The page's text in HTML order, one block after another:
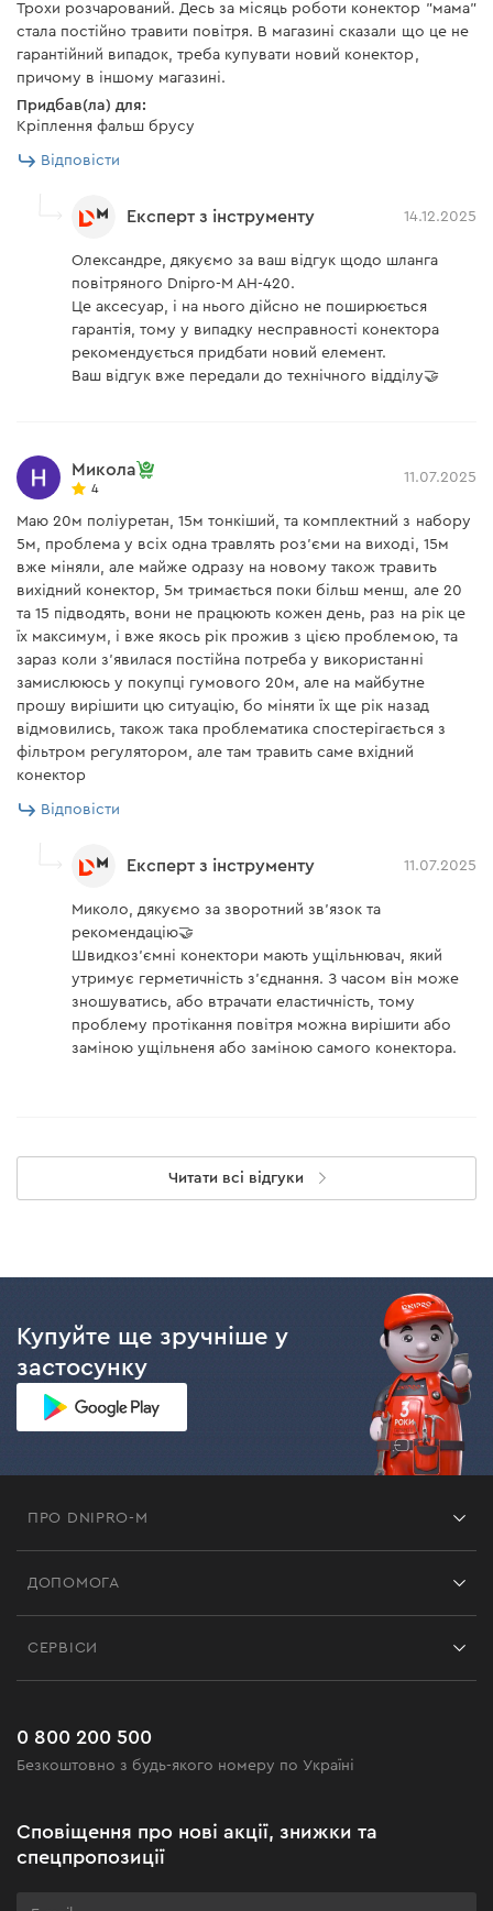
Трохи розчарований. Десь за місяць роботи конектор "мама"
стала постійно травити повітря. В магазині сказали що це не
гарантійний випадок, треба купувати новий конектор,
причому в іншому магазині.
Придбав(ла) для:
Кріплення фальш брусу
Відповісти
Експерт з інструменту 14.12.2025
Олександре, дякуємо за ваш відгук щодо шланга
повітряного Dnipro-M AH-420.
Це аксесуар, і на нього дійсно не поширюється
гарантія, тому у випадку несправності конектора
рекомендується придбати новий елемент.
Ваш відгук вже передали до технічного відділу🤝
Микола
4
11.07.2025
Маю 20м поліуретан, 15м тонкіший, та комплектний з набору
5м, проблема у всіх одна травлять роз'єми на виході, 15м
вже міняли, але майже одразу на новому також травить
вихідний конектор, 5м тримається поки більш менш, але 20
та 15 підводять, вони не працюють кожен день, раз на рік це
їх максимум, і вже якось рік прожив з цією проблемою, та
зараз коли з'явилася постійна потреба у використанні
замислююсь у покупці гумового 20м, але на майбутне
прошу вирішити цю ситуацію, бо міняти їх ще рік назад
відмовились, також така проблематика спостерігається з
фільтром регулятором, але там травить саме вхідний
конектор
Відповісти
Експерт з інструменту 11.07.2025
Миколо, дякуємо за зворотний зв'язок та
рекомендацію🤝
Швидкоз'ємні конектори мають ущільнювач, який
утримує герметичність з'єднання. З часом він може
зношуватись, або втрачати еластичність, тому
проблему протікання повітря можна вирішити або
заміною ущільненя або заміною самого конектора.
Читати всі відгуки
Купуйте ще зручніше у
застосунку
ПРО DNIPRO-M
Чорна п'ятниця
ДОПОМОГА
Поширені запитання
СЕРВІСИ
0 800 200 500
Безкоштовно з будь-якого номеру по Україні
Сповіщення про нові акції, знижки та
спецпропозиції